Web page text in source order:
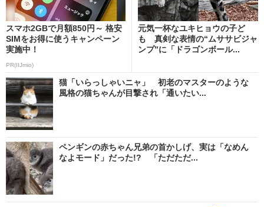
スマホ2GBで月額850円～ 格安
SIMをお得に使うキャンペーン
実施中！
PR(IIJmio)
元気一杯なユキヒョウの子ど
も 真剣な表情の“ムササビジャ
ンプ”に「ドラゴンボール...
猫「いらっしゃいニャ」 初老のマスターのような
風格の猫ちゃんが目撃され「通いたい...
ペンギンの赤ちゃん兄弟の首かしげ、実は「なめん
なよモード」だった!? 「ただただ...